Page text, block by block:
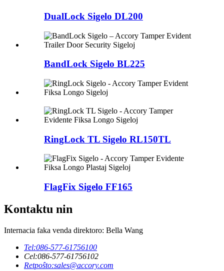
DualLock Sigelo DL200
BandLock Sigelo BL225
RingLock TL Sigelo RL150TL
FlagFix Sigelo FF165
Kontaktu nin
Internacia faka venda direktoro: Bella Wang
Tel:086-577-61756100
Cel:086-577-61756102
Retpoŝto:sales@accory.com